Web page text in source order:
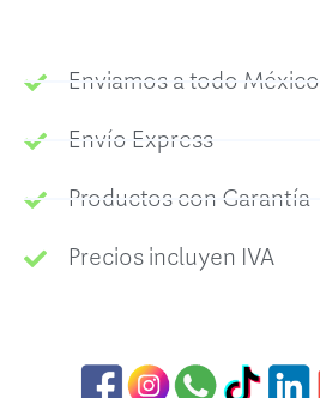
Enviamos a todo México
Envío Express
Productos con Garantía
Precios incluyen IVA